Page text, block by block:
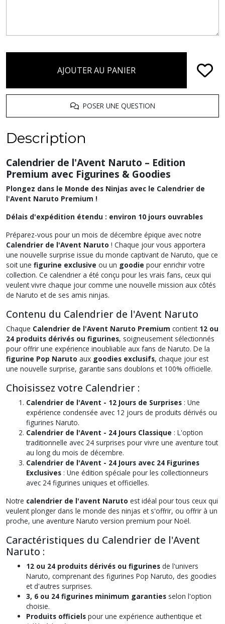
AJOUTER AU PANIER
POSER UNE QUESTION
Description
Calendrier de l'Avent Naruto – Edition
Premium avec Figurines & Goodies
Plongez dans le Monde des Ninjas avec le Calendrier de
l'Avent Naruto Premium !
Délais d'expédition étendu : environ 10 jours ouvrables
Préparez-vous pour un mois de décembre épique avec notre
Calendrier de l'Avent Naruto ! Chaque jour vous apportera
une nouvelle surprise issue du monde captivant de Naruto, que ce
soit une figurine exclusive ou un goodie pour enrichir votre
collection. Ce calendrier a été conçu pour les vrais fans, ceux qui
veulent vivre chaque jour comme une nouvelle mission aux côtés
de Naruto et de ses amis ninjas.
Contenu du Calendrier de l'Avent Naruto
Chaque Calendrier de l'Avent Naruto Premium contient 12 ou
24 produits dérivés ou figurines, soigneusement sélectionnés
pour offrir une expérience inoubliable aux fans de Naruto. De la
figurine Pop Naruto aux goodies exclusifs, chaque jour est
une nouvelle surprise, garantie sans doublons et 100% officielle.
Choisissez votre Calendrier :
Calendrier de l'Avent - 12 Jours de Surprises : Une
expérience condensée avec 12 jours de produits dérivés ou
figurines Naruto.
Calendrier de l'Avent - 24 Jours Classique : L'option
traditionnelle avec 24 surprises pour vivre une aventure tout
au long du mois de décembre.
Calendrier de l'Avent - 24 Jours avec 24 Figurines
Exclusives : Une édition spéciale pour les collectionneurs
avec 24 figurines uniques et officielles.
Notre calendrier de l'avent Naruto est idéal pour tous ceux qui
veulent plonger dans le monde des ninjas et s'offrir, ou offrir à un
proche, une aventure Naruto version premium pour Noël.
Caractéristiques du Calendrier de l'Avent
Naruto :
12 ou 24 produits dérivés ou figurines de l'univers
Naruto, comprenant des figurines Pop Naruto, des goodies
et d'autres surprises.
3, 6 ou 24 figurines minimum garanties selon l'option
choisie.
Produits officiels pour une expérience authentique et